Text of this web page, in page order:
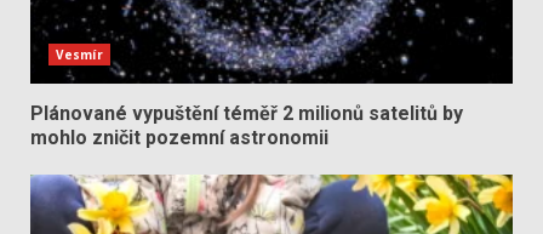
Vesmír
Plánované vypuštění téměř 2 milionů satelitů by
mohlo zničit pozemní astronomii